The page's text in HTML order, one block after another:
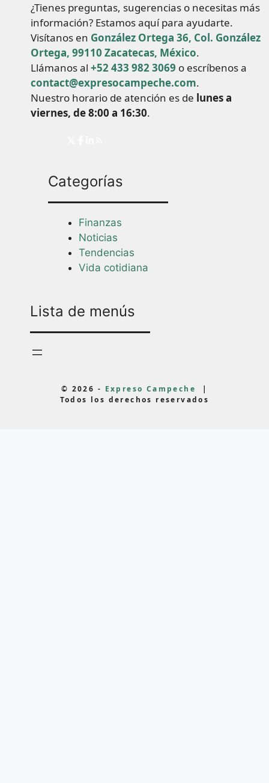
¿Tienes preguntas, sugerencias o necesitas más
información? Estamos aquí para ayudarte.
Visítanos en González Ortega 36, Col. González
Ortega, 99110 Zacatecas, México.
Llámanos al +52 433 982 3069 o escríbenos a
contact@expresocampeche.com.
Nuestro horario de atención es de lunes a
viernes, de 8:00 a 16:30.
Categorías
Finanzas
Noticias
Tendencias
Vida cotidiana
Lista de menús
© 2026 - Expreso Campeche
|
Todos los derechos reservados